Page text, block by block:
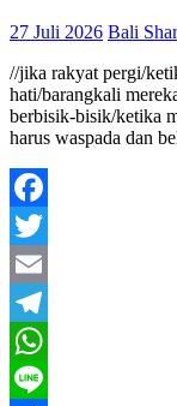
27 Juli 2026 Bali
//jika rakyat pergi/
hati/barangkali
berbisik-bisik/ketika
harus waspada dan
Facebook
Twitter
Email
Telegram
WhatsApp